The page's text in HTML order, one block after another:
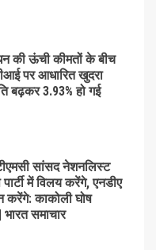
की ऊंची कीमतों के बीच
पर आधारित खुदरा
बढ़कर 3.93% हो गई
सांसद नेशनलिस्ट
में विलय करेंगे, एनडीए
करेंगे: काकोली घोष
भारत समाचार